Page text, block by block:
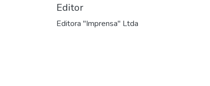
Editor
Editora "Imprensa" Ltda